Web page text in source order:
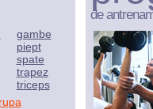
gambe
piept
spate
trapez
triceps
de